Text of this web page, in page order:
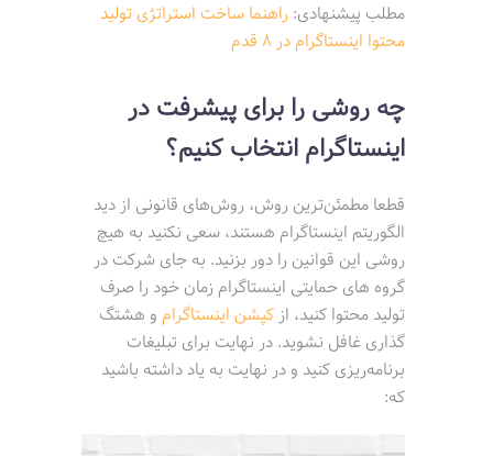
مطلب پیشنهادی: راهنما ساخت استراتژی تولید
محتوا اینستاگرام در 8 قدم
چه روشی را برای پیشرفت در
اینستاگرام انتخاب کنیم؟
قطعا مطمئن‌ترین روش، روش‌های قانونی از دید
الگوریتم اینستاگرام هستند، سعی نکنید به هیچ
روشی این قوانین را دور بزنید. به جای شرکت در
گروه های حمایتی اینستاگرام زمان خود را صرف
تولید محتوا کنید، ازکپشن اینستاگرام و هشتگ
گذاری غافل نشوید. در نهایت برای تبلیغات
برنامه‌ریزی کنید و در نهایت به یاد داشته باشید
که: